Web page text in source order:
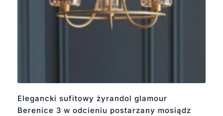
Elegancki sufitowy żyrandol glamour
Berenice 3 w odcieniu postarzany mosiądz